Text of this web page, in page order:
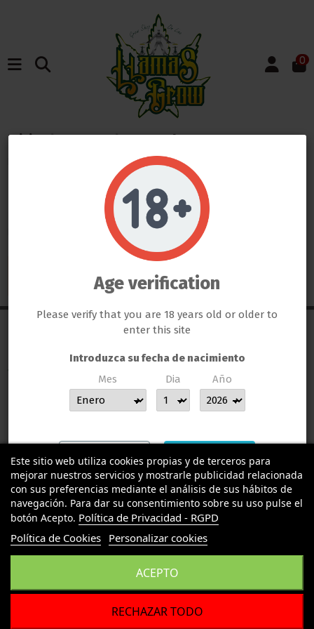
0
Inicio Marcas Lumatek
Listado de productos
por marca Lumatek
There are no products.
TU LLAMAS GROW
INFORMACION LEGAL
Contact us
Age verification
Please verify that you are 18 years old or older to
enter this site
Introduzca su fecha de nacimiento
Mes
Dia Año
Salir Entrar
Este sitio web utiliza cookies propias y de terceros para
mejorar nuestros servicios y mostrarle publicidad relacionada
con sus preferencias mediante el análisis de sus hábitos de
navegación. Para dar su consentimiento sobre su uso pulse el
botón Acepto. Política de Privacidad - RGPD
Política de Cookies Personalizar cookies
RECHAZAR TODO
ACEPTO
LLAMAS GROW NO VENDE ABSOLUTAMENTE NINGÚN PRODUCTO QUE ESTE FUERA DE LA LEY
TODOS LOS PRODUCTOS QUE SE VENDEN EN ESTA WEB SON EXCLUSIVAMENTE PARA LA HORTICULTURA
PROFESIONAL
GERMINAR NI CULTIVAR, SI ALGÚN CLIENTE DE LLAMAS GROW NO RESPETA LA LEY SERÁ BAJO SU
RESPONSABILIDAD
MUCHAS GRACIAS POR CONFIAR EN LLAMAS GROW